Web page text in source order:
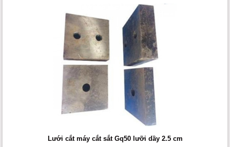
Lưới cắt máy cắt sắt Gq50 lưỡi dầy 2.5 cm